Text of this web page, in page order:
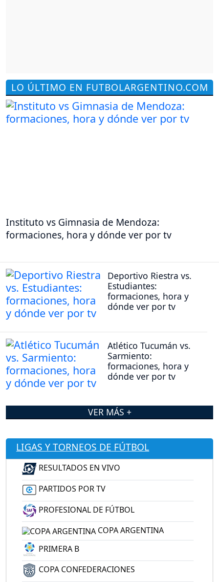
LO ÚLTIMO EN FUTBOLARGENTINO.COM
Instituto vs Gimnasia de Mendoza:
formaciones, hora y dónde ver por tv
Deportivo Riestra vs.
Estudiantes:
formaciones, hora y
dónde ver por tv
Atlético Tucumán vs.
Sarmiento:
formaciones, hora y
dónde ver por tv
VER MÁS +
LIGAS Y TORNEOS DE FÚTBOL
RESULTADOS EN VIVO
PARTIDOS POR TV
PROFESIONAL DE FÚTBOL
COPA ARGENTINA
PRIMERA B
COPA CONFEDERACIONES